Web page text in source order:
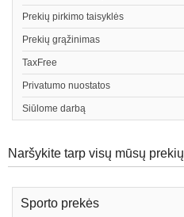
Prekių pirkimo taisyklės
Prekių grąžinimas
TaxFree
Privatumo nuostatos
Siūlome darbą
Naršykite tarp visų mūsų prekių
Sporto prekės